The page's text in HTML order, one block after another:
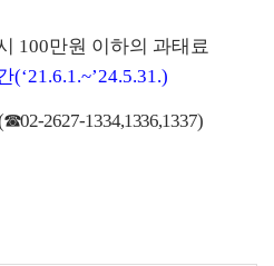
100만원 이하의 과태료
(‘21.6.1.~’24.5.31.)
☎02-2627-1334,1336,1337)